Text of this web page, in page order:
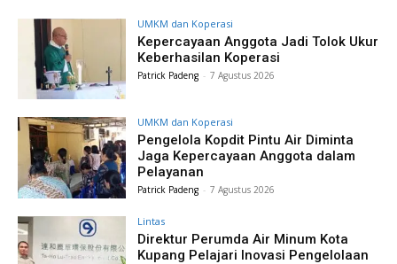
UMKM dan Koperasi
Kepercayaan Anggota Jadi Tolok Ukur
Keberhasilan Koperasi
Patrick Padeng - 7 Agustus 2026
UMKM dan Koperasi
Pengelola Kopdit Pintu Air Diminta
Jaga Kepercayaan Anggota dalam
Pelayanan
Patrick Padeng - 7 Agustus 2026
Lintas
Direktur Perumda Air Minum Kota
Kupang Pelajari Inovasi Pengelolaan